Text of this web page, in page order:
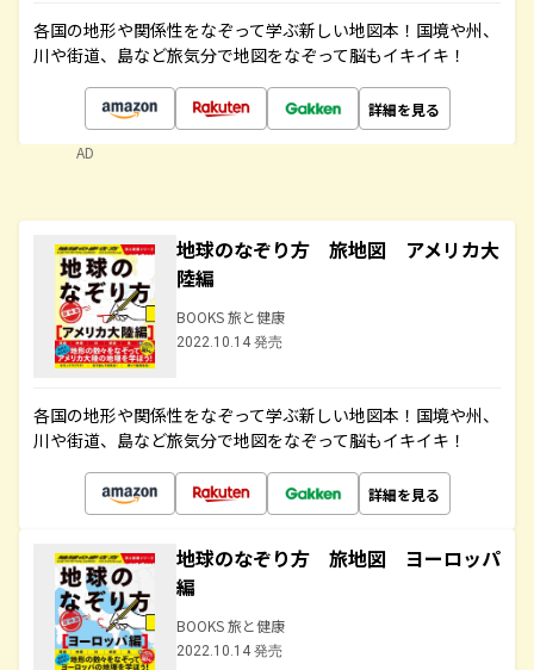
各国の地形や関係性をなぞって学ぶ新しい地図本！国境や州、
川や街道、島など旅気分で地図をなぞって脳もイキイキ！
詳細を見る
AD
地球のなぞり方 旅地図 アメリカ大
陸編
BOOKS 旅と健康
2022.10.14 発売
各国の地形や関係性をなぞって学ぶ新しい地図本！国境や州、
川や街道、島など旅気分で地図をなぞって脳もイキイキ！
詳細を見る
地球のなぞり方 旅地図 ヨーロッパ
編
BOOKS 旅と健康
2022.10.14 発売